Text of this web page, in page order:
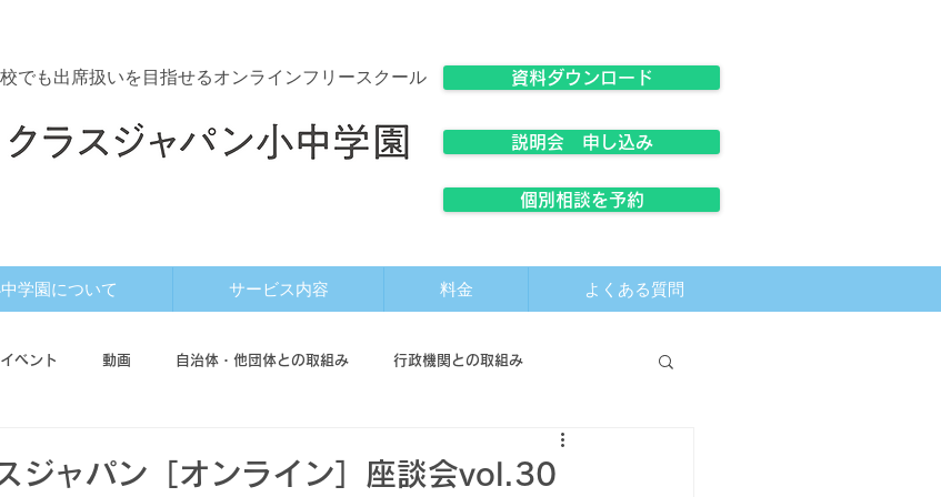
でも出席扱いを目指せるオンラインフリースクール 資料ダウンロード
説明会 申し込み
個別相談を予約
学園について サービス内容 料金 よくある質問
イベント 動画 自治体・他団体との取組み 行政機関との取組み
ジャパン［オンライン］座談会vol.30